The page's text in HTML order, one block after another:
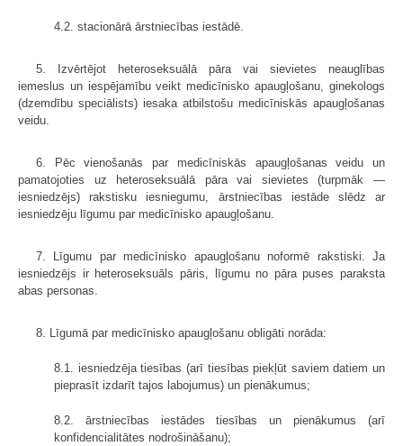
4.2. stacionārā ārstniecības iestādē.
5. Izvērtējot heteroseksuālā pāra vai sievietes neauglības
iemeslus un iespējamību veikt medicīnisko apaugļošanu, ginekologs
(dzemdību speciālists) iesaka atbilstošu medicīniskās apaugļošanas
veidu.
6. Pēc vienošanās par medicīniskās apaugļošanas veidu un
pamatojoties uz heteroseksuālā pāra vai sievietes (turpmāk —
iesniedzējs) rakstisku iesniegumu, ārstniecības iestāde slēdz ar
iesniedzēju līgumu par medicīnisko apaugļošanu.
7. Līgumu par medicīnisko apaugļošanu noformē rakstiski. Ja
iesniedzējs ir heteroseksuāls pāris, līgumu no pāra puses paraksta
abas personas.
8. Līgumā par medicīnisko apaugļošanu obligāti norāda:
8.1. iesniedzēja tiesības (arī tiesības piekļūt saviem datiem un
pieprasīt izdarīt tajos labojumus) un pienākumus;
8.2. ārstniecības iestādes tiesības un pienākumus (arī
konfidencialitātes nodrošināšanu);